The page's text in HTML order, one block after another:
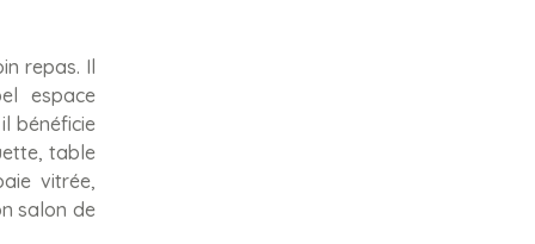
repas. Il
espace
bénéficie
table
vitrée,
salon de